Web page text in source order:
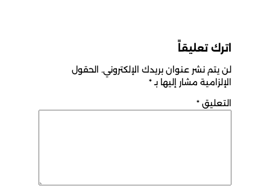
اترك تعليقاً
لن يتم نشر عنوان بريدك الإلكتروني. الحقول
الإلزامية مشار إليها بـ*
التعليق *